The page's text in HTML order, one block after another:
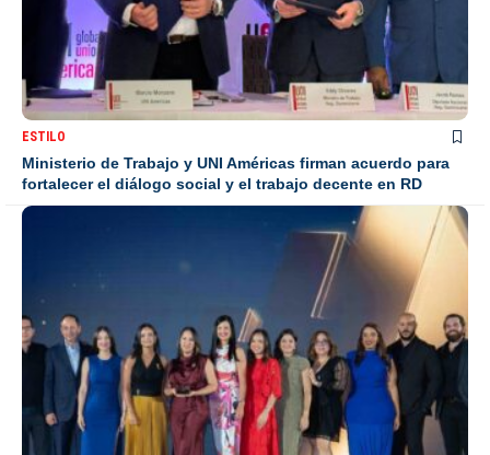
ESTILO
Ministerio de Trabajo y UNI Américas firman acuerdo para
fortalecer el diálogo social y el trabajo decente en RD